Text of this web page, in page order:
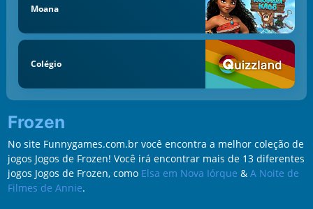
Moana
Colégio
Frozen
No site Funnygames.com.br você encontra a melhor coleção de
jogos Jogos de Frozen! Você irá encontrar mais de 13 diferentes
jogos Jogos de Frozen, como Elsa em Nova Iórque & A Noite de
Filmes de Annie.